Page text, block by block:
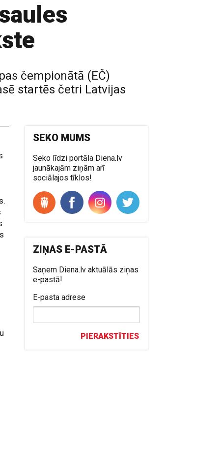
čempionātā (EČ)
startēs četri Latvijas
SEKO MUMS
Seko līdzi portāla Diena.lv
jaunākajām ziņām arī
sociālajos tīklos!
ZIŅAS E-PASTĀ
Saņem Diena.lv aktuālās ziņas
e-pastā!
E-pasta adrese
PIERAKSTĪTIES